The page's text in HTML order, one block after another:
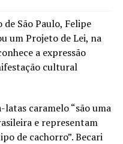
São Paulo, Felipe
um Projeto de Lei, na
a expressão
cultural
caramelo “são uma
e representam
de cachorro”. Becari